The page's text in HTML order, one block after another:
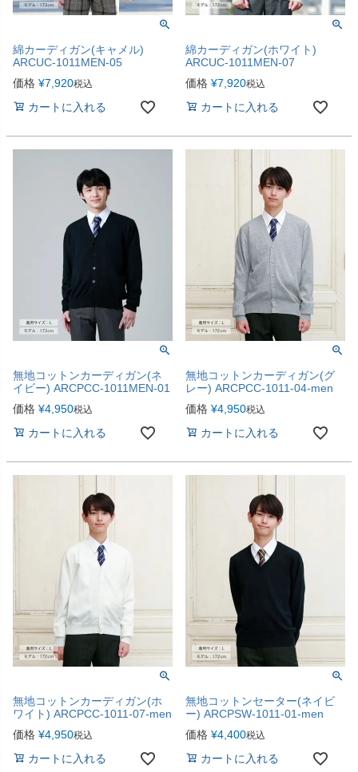
綿カーディガン(キャメル)
ARCUC-1011MEN-05
価格 ¥7,920税込
カートに入れる
綿カーディガン(ホワイト)
ARCUC-1011MEN-07
価格 ¥7,920税込
カートに入れる
無地コットンカーディガン(ネ
イビー) ARCPCC-1011MEN-01
価格 ¥4,950税込
カートに入れる
無地コットンカーディガン(グ
レー) ARCPCC-1011-04-men
価格 ¥4,950税込
カートに入れる
無地コットンカーディガン(ホ
ワイト) ARCPCC-1011-07-men
価格 ¥4,950税込
カートに入れる
無地コットンセーター(ネイビ
ー) ARCPSW-1011-01-men
価格 ¥4,400税込
カートに入れる